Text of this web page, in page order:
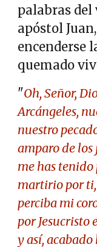
palabras del
apóstol
encenderse
quemado
"Oh, Señor,
Arcángeles,
nuestro
amparo de los
me has
martirio por ti,
perciba mi
por Jesucristo
y así,